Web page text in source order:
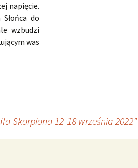
napięcie.
do
wzbudzi
was
Skorpiona 12-18 września 2022”